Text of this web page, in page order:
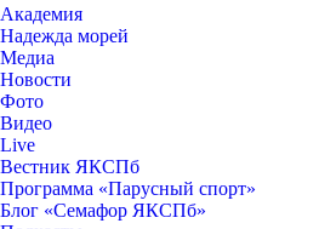
Академия
Надежда морей
Медиа
Новости
Фото
Видео
Live
Вестник ЯКСПб
Программа «Парусный спорт»
Блог «Семафор ЯКСПб»